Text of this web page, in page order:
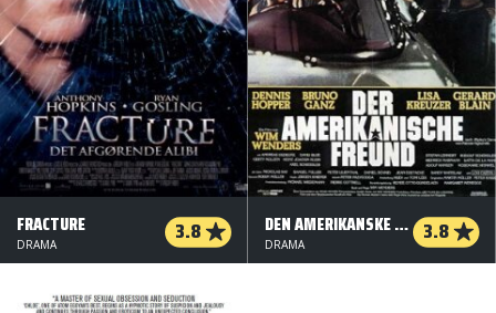
FRACTURE 3.8
DRAMA
DEN AMERIKANSKE VEN 3.8
DRAMA